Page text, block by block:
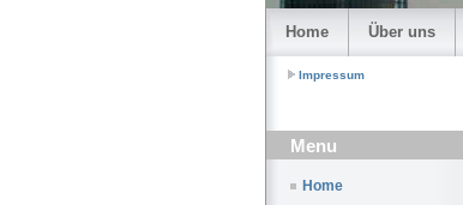
Home Über uns
Impressum
Menu
Home